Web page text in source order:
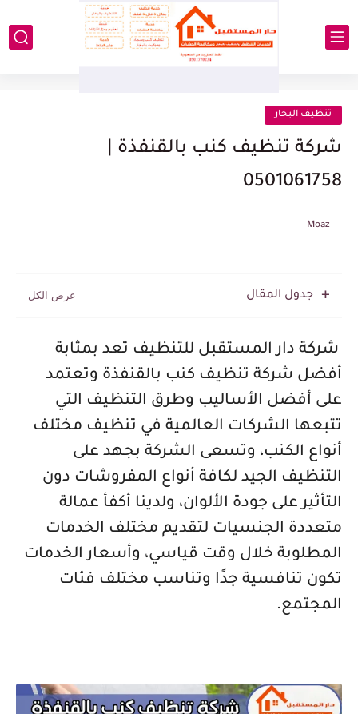
تنظيف البخار
شركة تنظيف كنب بالقنفذة |
0501061758
Moaz
جدول المقال
شركة دار المستقبل للتنظيف تعد بمثابة
أفضل شركة تنظيف كنب بالقنفذة وتعتمد
على أفضل الأساليب وطرق التنظيف التي
تتبعها الشركات العالمية في تنظيف مختلف
أنواع الكنب، وتسعى الشركة بجهد على
التنظيف الجيد لكافة أنواع المفروشات دون
التأثير على جودة الألوان، ولدينا أكفأ عمالة
متعددة الجنسيات لتقديم مختلف الخدمات
المطلوبة خلال وقت قياسي، وأسعار الخدمات
تكون تنافسية جدًا وتناسب مختلف فئات
المجتمع.